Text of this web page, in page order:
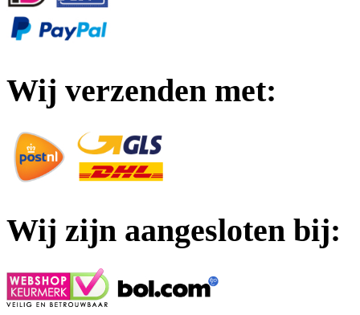
Wij verzenden met:
Wij zijn aangesloten bij: